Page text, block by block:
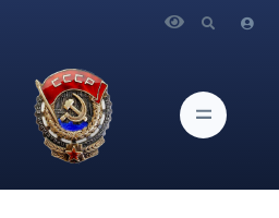
в Дипломатической
ярмарке «культура народов»